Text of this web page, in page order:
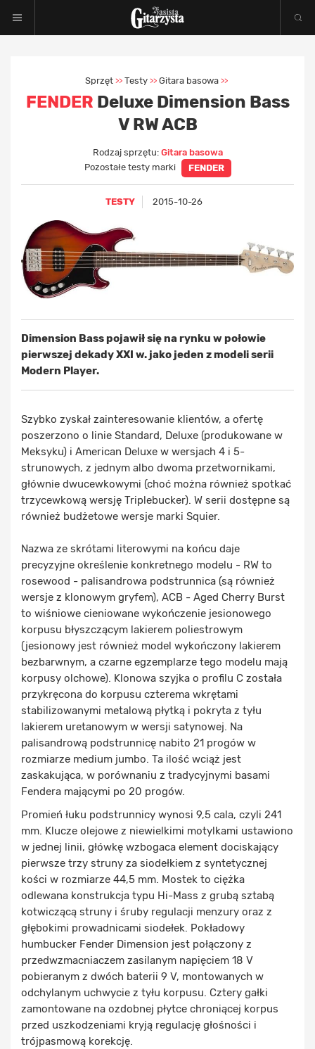
Sprzęt >> Testy >> Gitara basowa >>
FENDER Deluxe Dimension Bass
V RW ACB
Rodzaj sprzętu: Gitara basowa
Pozostałe testy marki
FENDER
TESTY 2015-10-26
Dimension Bass pojawił się na rynku w połowie
pierwszej dekady XXI w. jako jeden z modeli serii
Modern Player.
Szybko zyskał zainteresowanie klientów, a ofertę
poszerzono o linie Standard, Deluxe (produkowane w
Meksyku) i American Deluxe w wersjach 4 i 5-
strunowych, z jednym albo dwoma przetwornikami,
głównie dwucewkowymi (choć można również spotkać
trzycewkową wersję Triplebucker). W serii dostępne są
również budżetowe wersje marki Squier.
Nazwa ze skrótami literowymi na końcu daje
precyzyjne określenie konkretnego modelu - RW to
rosewood - palisandrowa podstrunnica (są również
wersje z klonowym gryfem), ACB - Aged Cherry Burst
to wiśniowe cieniowane wykończenie jesionowego
korpusu błyszczącym lakierem poliestrowym
(jesionowy jest również model wykończony lakierem
bezbarwnym, a czarne egzemplarze tego modelu mają
korpusy olchowe). Klonowa szyjka o profilu C została
przykręcona do korpusu czterema wkrętami
stabilizowanymi metalową płytką i pokryta z tyłu
lakierem uretanowym w wersji satynowej. Na
palisandrową podstrunnicę nabito 21 progów w
rozmiarze medium jumbo. Ta ilość wciąż jest
zaskakująca, w porównaniu z tradycyjnymi basami
Fendera mającymi po 20 progów.
Promień łuku podstrunnicy wynosi 9,5 cala, czyli 241
mm. Klucze olejowe z niewielkimi motylkami ustawiono
w jednej linii, główkę wzbogaca element dociskający
pierwsze trzy struny za siodełkiem z syntetycznej
kości w rozmiarze 44,5 mm. Mostek to ciężka
odlewana konstrukcja typu Hi-Mass z grubą sztabą
kotwiczącą struny i śruby regulacji menzury oraz z
głębokimi prowadnicami siodełek. Pokładowy
humbucker Fender Dimension jest połączony z
przedwzmacniaczem zasilanym napięciem 18 V
pobieranym z dwóch baterii 9 V, montowanych w
odchylanym uchwycie z tyłu korpusu. Cztery gałki
zamontowane na ozdobnej płytce chroniącej korpus
przed uszkodzeniami kryją regulację głośności i
trójpasmową korekcję.